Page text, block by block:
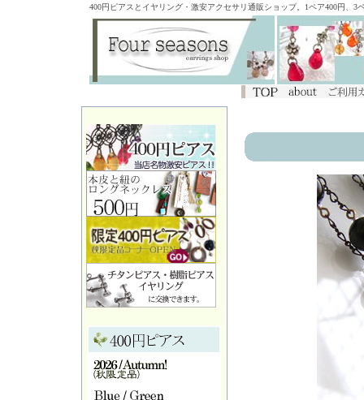
400円ピアスとイヤリング・激安アクセサリ通販ショップ。1ペア400円、